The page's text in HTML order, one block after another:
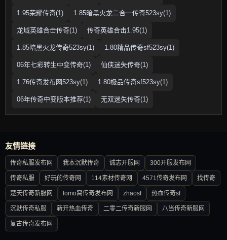
1.95荣耀传奇(1) 1.85暗黑火龙二合一传奇523sy(1)
龙域英雄合击传奇(1) 传奇英雄合击1.95(1)
1.85暗黑火龙传奇523sy(1) 1.80精品传奇sf523sy(1)
06年七彩转生中变传奇(1) 仙侠迷失传奇(1)
1.76传奇发布网523sy(1) 1.80极品传奇sf523sy(1)
06年传奇中变版本推荐(1) 无双迷失传奇(1)
友情链接
传奇私服发布网 我本沉默传奇 诚志开服网 300开服发布网
传奇私服 好玩的传奇网 114素材传奇网 4571传奇发布网 找传奇
楚天传奇新服网 lomo窝传奇发布网 zhaosf 热血传奇sf
沉默传奇私服 新开热血传奇 二零二传奇新服网 八当传奇新服网
复古传奇发布网